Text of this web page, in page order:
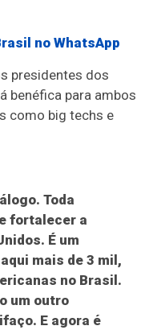
no WhatsApp
presidentes dos
benéfica para ambos
como big techs e
Toda
fortalecer a
É um
mais de 3 mil,
no Brasil.
um outro
E agora é